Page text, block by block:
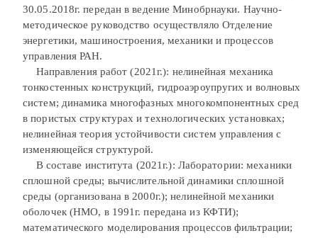
30.05.2018г. передан в ведение Минобрнауки. Научно-
методическое руководство осуществляло Отделение
энергетики, машиностроения, механики и процессов
управления РАН.
Направления работ (2021г.): нелинейная механика
тонкостенных конструкций, гидроаэроупругих и волновых
систем; динамика многофазных многокомпонентных сред
в пористых структурах и технологических установках;
нелинейная теория устойчивости систем управления с
изменяющейся структурой.
В составе института (2021г.): Лаборатории: механики
сплошной среды; вычислительной динамики сплошной
среды (организована в 2000г.); нелинейной механики
оболочек (НМО, в 1991г. передана из КФТИ);
математического моделирования процессов фильтрации;